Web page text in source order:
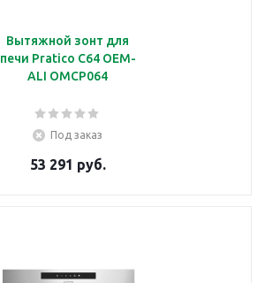
Вытяжной зонт для
печи Pratico C64 OEM-
ALI OMCP064
Под заказ
53 291 руб.